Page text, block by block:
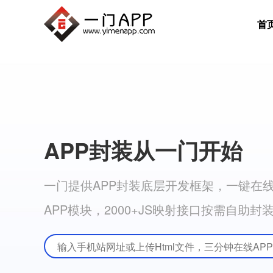
首
APP封装从一门开始
一门提供APP封装底层开发框架，一键在
APP模块，2000+JS映射接口按需自助封